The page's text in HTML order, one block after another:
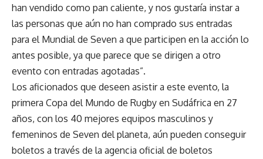
han vendido como pan caliente, y nos gustaría instar a
las personas que aún no han comprado sus entradas
para el Mundial de Seven a que participen en la acción lo
antes posible, ya que parece que se dirigen a otro
evento con entradas agotadas”.
Los aficionados que deseen asistir a este evento, la
primera Copa del Mundo de Rugby en Sudáfrica en 27
años, con los 40 mejores equipos masculinos y
femeninos de Seven del planeta, aún pueden conseguir
boletos a través de la agencia oficial de boletos